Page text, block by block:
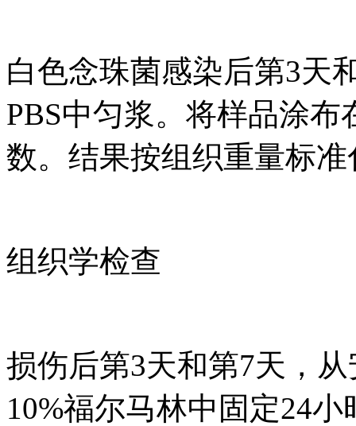
白色念珠菌感染后第3天
PBS中匀浆。将样品涂
数。结果按组织重量标准
组织学检查
损伤后第3天和第7天，
10%福尔马林中固定24